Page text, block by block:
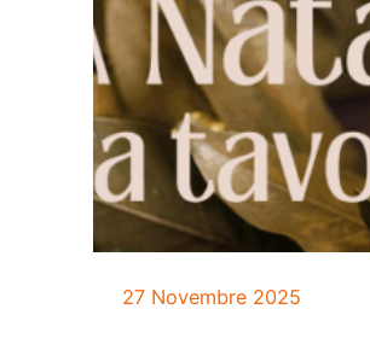
27 Novembre 2025